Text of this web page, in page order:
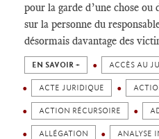
pour la garde d’une chose ou
sur la personne du
désormais davantage des
EN SAVOIR + ACCÈS AU
ACTE JURIDIQUE
ACTION RÉCURSOIRE
ALLÉGATION ANALYSE